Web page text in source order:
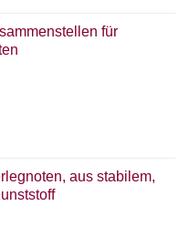
für
aus stabilem,